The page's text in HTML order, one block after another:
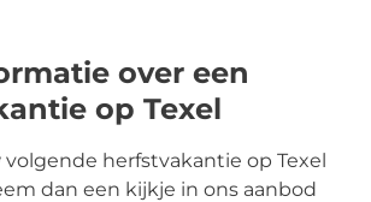
over een
op Texel
herfstvakantie op Texel
dan een kijkje in ons aanbod